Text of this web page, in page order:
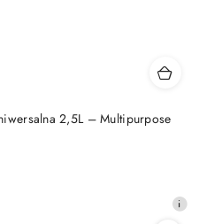
2,5L – Multipurpose